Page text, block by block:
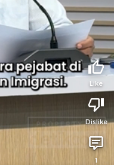
Like
Dislike
1
Telegram
pendapat.
ini?
pendapat.